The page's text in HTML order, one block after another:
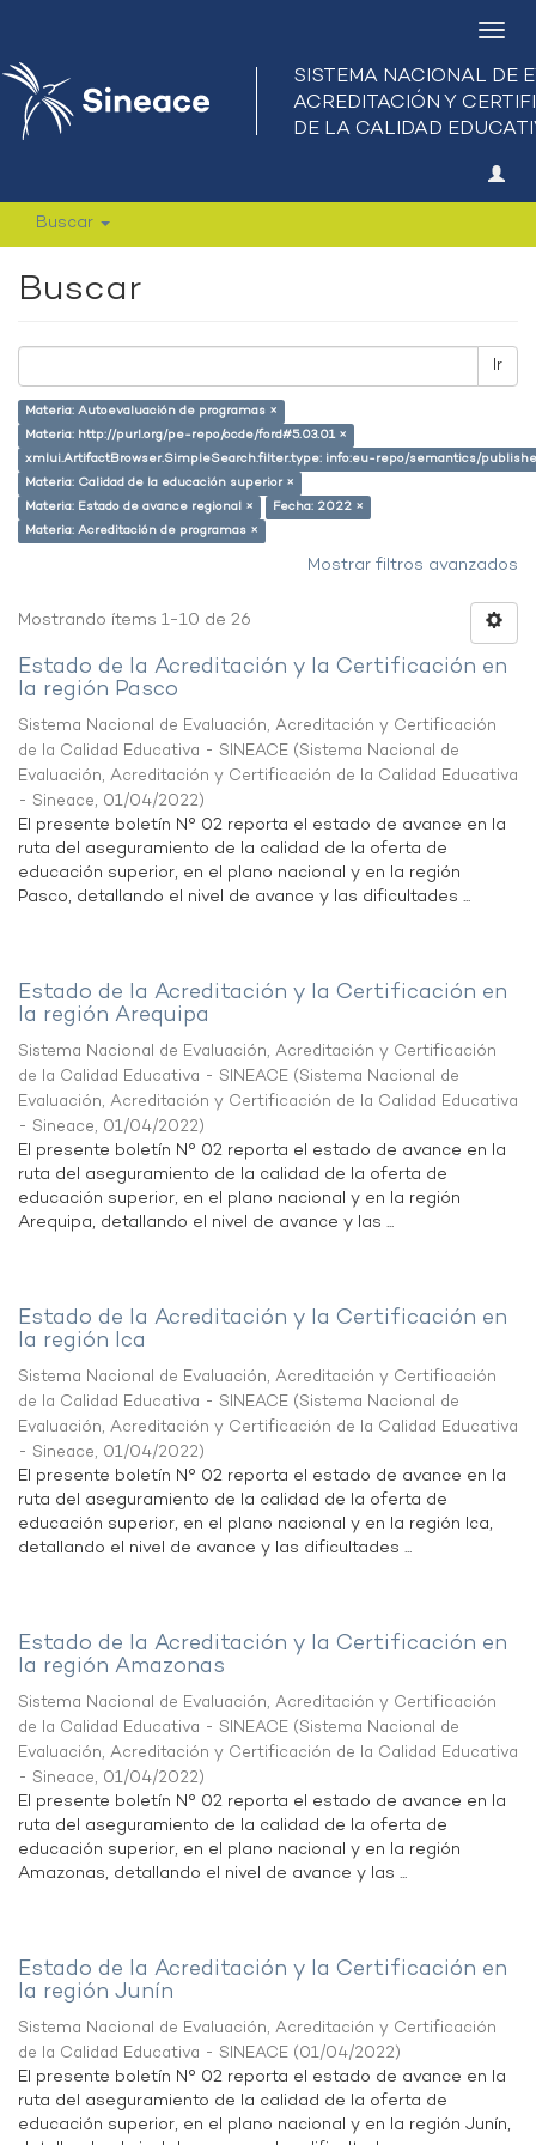
Buscar
Buscar
Ir
Materia: Autoevaluación de programas ×
Materia: http://purl.org/pe-repo/ocde/ford#5.03.01 ×
xmlui.ArtifactBrowser.SimpleSearch.filter.type: info:eu-repo/semantics/
Materia: Calidad de la educación superior ×
Materia: Estado de avance regional ×
Fecha: 2022 ×
Materia: Acreditación de programas ×
Mostrar filtros avanzados
Mostrando ítems 1-10 de 26
Estado de la Acreditación y la Certificación en
la región Pasco
Sistema Nacional de Evaluación, Acreditación y Certificación
de la Calidad Educativa - SINEACE (Sistema Nacional de
Evaluación, Acreditación y Certificación de la Calidad Educativa
- Sineace, 01/04/2022)
El presente boletín N° 02 reporta el estado de avance en la
ruta del aseguramiento de la calidad de la oferta de
educación superior, en el plano nacional y en la región
Pasco, detallando el nivel de avance y las dificultades ...
Estado de la Acreditación y la Certificación en
la región Arequipa
Sistema Nacional de Evaluación, Acreditación y Certificación
de la Calidad Educativa - SINEACE (Sistema Nacional de
Evaluación, Acreditación y Certificación de la Calidad Educativa
- Sineace, 01/04/2022)
El presente boletín N° 02 reporta el estado de avance en la
ruta del aseguramiento de la calidad de la oferta de
educación superior, en el plano nacional y en la región
Arequipa, detallando el nivel de avance y las ...
Estado de la Acreditación y la Certificación en
la región Ica
Sistema Nacional de Evaluación, Acreditación y Certificación
de la Calidad Educativa - SINEACE (Sistema Nacional de
Evaluación, Acreditación y Certificación de la Calidad Educativa
- Sineace, 01/04/2022)
El presente boletín N° 02 reporta el estado de avance en la
ruta del aseguramiento de la calidad de la oferta de
educación superior, en el plano nacional y en la región Ica,
detallando el nivel de avance y las dificultades ...
Estado de la Acreditación y la Certificación en
la región Amazonas
Sistema Nacional de Evaluación, Acreditación y Certificación
de la Calidad Educativa - SINEACE (Sistema Nacional de
Evaluación, Acreditación y Certificación de la Calidad Educativa
- Sineace, 01/04/2022)
El presente boletín N° 02 reporta el estado de avance en la
ruta del aseguramiento de la calidad de la oferta de
educación superior, en el plano nacional y en la región
Amazonas, detallando el nivel de avance y las ...
Estado de la Acreditación y la Certificación en
la región Junín
Sistema Nacional de Evaluación, Acreditación y Certificación
de la Calidad Educativa - SINEACE (01/04/2022)
El presente boletín N° 02 reporta el estado de avance en la
ruta del aseguramiento de la calidad de la oferta de
educación superior, en el plano nacional y en la región Junín,